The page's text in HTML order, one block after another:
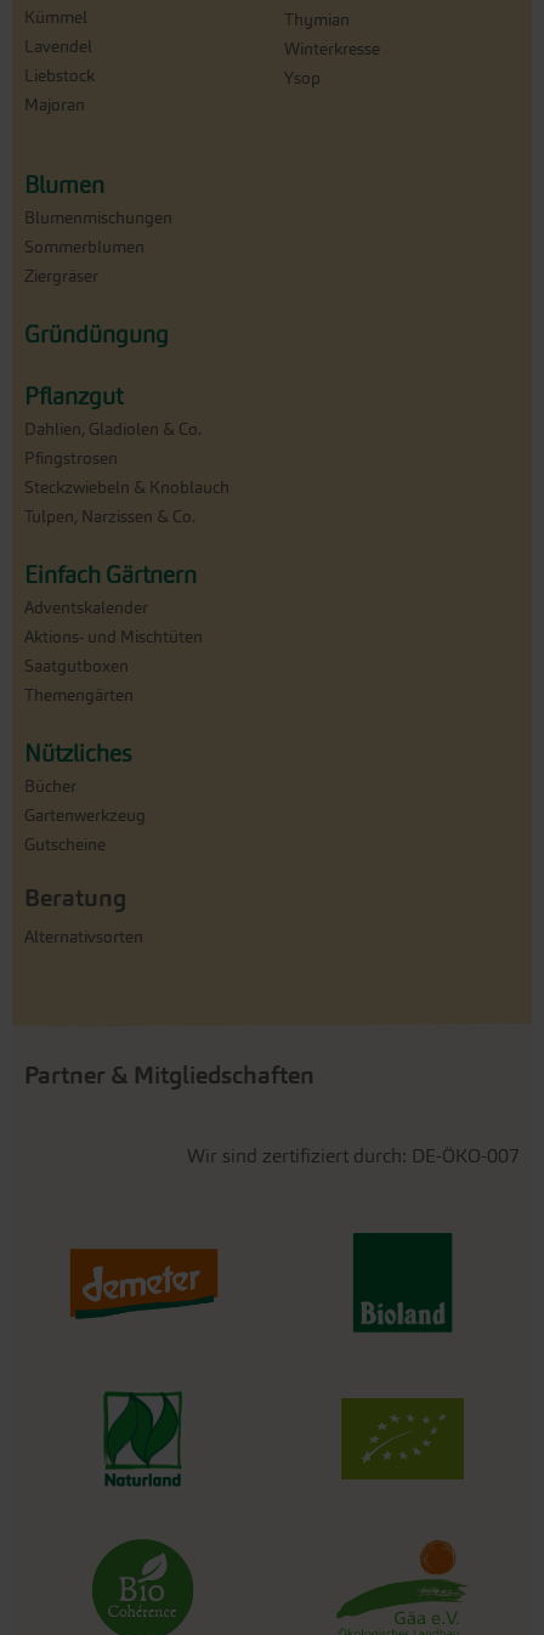
Kümmel
Lavendel
Liebstock
Majoran
Thymian
Winterkresse
Ysop
Blumen
Blumenmischungen
Sommerblumen
Ziergräser
Gründüngung
Pflanzgut
Dahlien, Gladiolen & Co.
Pfingstrosen
Steckzwiebeln & Knoblauch
Tulpen, Narzissen & Co.
Einfach Gärtnern
Adventskalender
Aktions- und Mischtüten
Saatgutboxen
Themengärten
Nützliches
Bücher
Gartenwerkzeug
Gutscheine
Beratung
Alternativsorten
Partner & Mitgliedschaften
Wir sind zertifiziert durch: DE-ÖKO-007